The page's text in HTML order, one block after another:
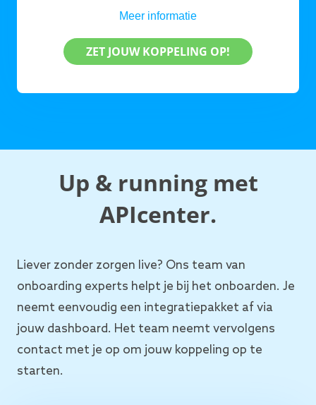
Meer informatie
ZET JOUW KOPPELING OP!
Up & running met
APIcenter.
Liever zonder zorgen live? Ons team van
onboarding experts helpt je bij het onboarden. Je
neemt eenvoudig een integratiepakket af via
jouw dashboard. Het team neemt vervolgens
contact met je op om jouw koppeling op te
starten.